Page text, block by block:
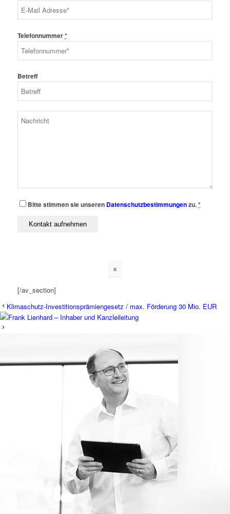
Telefonnummer*
Betreff
Bitte stimmen sie unseren Datenschutzbestimmungenzu.*
[/av_section]
Klimaschutz-Investitionsprämiengesetz / max. Förderung 30 Mio. EUR